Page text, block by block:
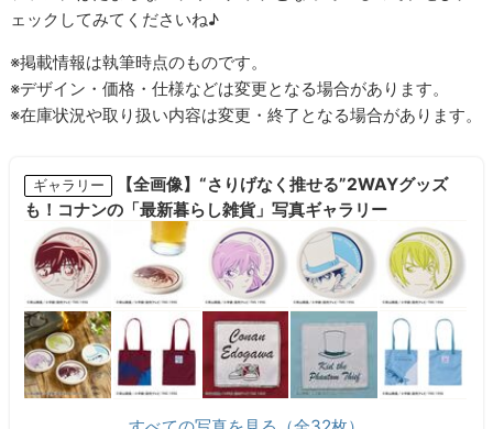
ェックしてみてくださいね♪
※掲載情報は執筆時点のものです。
※デザイン・価格・仕様などは変更となる場合があります。
※在庫状況や取り扱い内容は変更・終了となる場合があります。
ギャラリー
【全画像】“さりげなく推せる”2WAYグッズ
も！コナンの「最新暮らし雑貨」写真ギャラリー